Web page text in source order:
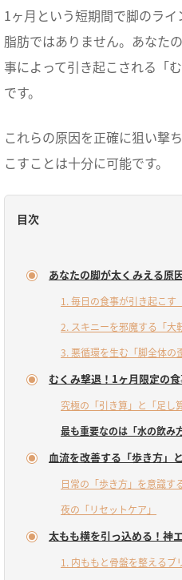
1ヶ月という短期間で脚のラ
脂肪ではありません。あなた
事によって引き起こされる「
です。
これらの原因を正確に狙い撃ち
こすことは十分に可能です。
目次
あなたの脚が太くみえる原
1. 毎日の食事が引き起こす
2. スキニーを邪魔する「大
3. 悪循環を生む「脚全体の
むくみ撃退！1ヶ月限定の
究極の「引き算」と「足し
最も重要なのは「水の飲み
血流を改善する「歩き方」
日常の「歩き方」を意識す
夜の「リセットケア」
太もも横を引っ込める！神
1. 内ももと骨盤を整えるブ